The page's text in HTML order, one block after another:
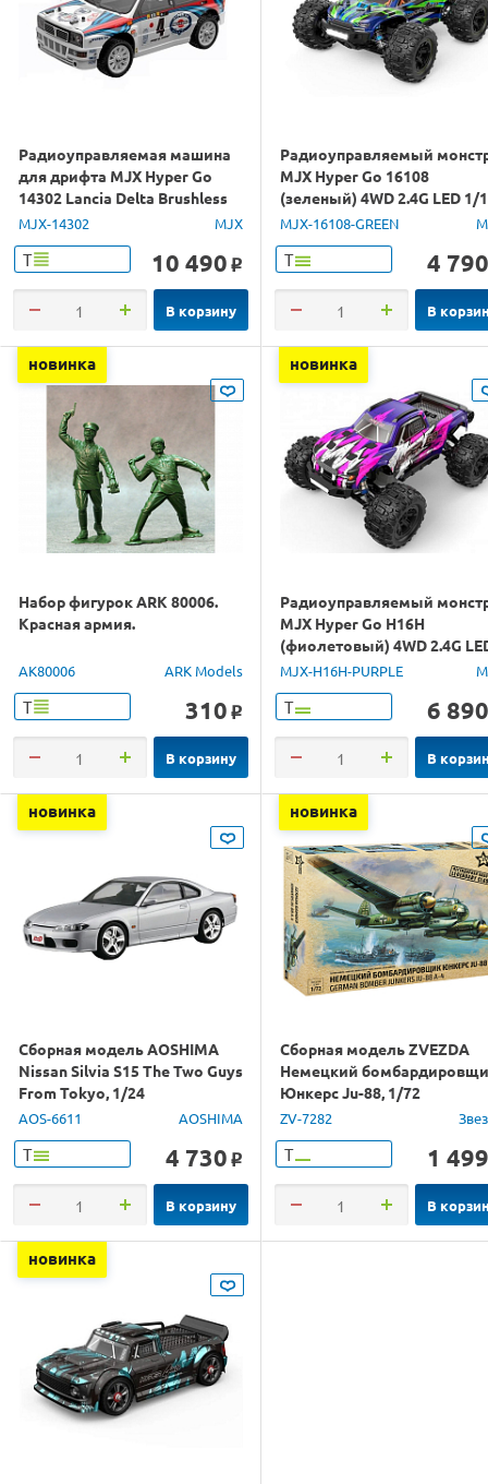
Радиоуправляемая машина
для дрифта MJX Hyper Go
14302 Lancia Delta Brushless
4WD 2.4G LED 1/14 RTR
MJX-14302 MJX
Т 10 490 o
В корзину
Радиоуправляемый
MJX Hyper Go 16108
(зеленый) 4WD 2.4G LED 1/
RTR
MJX-16108-GREEN
Т 4 790
В
новинка
Набор фигурок ARK 80006.
Красная армия.
AK80006 ARK Models
Т 310 o
В корзину
новинка
Радиоуправляемый
MJX Hyper Go H16H
(фиолетовый) 4WD 2.4G
GPS 1/16 RTR
MJX-H16H-PURPLE
Т 6 890
В
новинка
Сборная модель AOSHIMA
Nissan Silvia S15 The Two Guys
From Tokyo, 1/24
AOS-6611 AOSHIMA
Т 4 730 o
В корзину
новинка
Сборная модель ZVEZDA
Немецкий
Юнкерс Ju-88, 1/72
ZV-7282
Т 1 499
В
новинка